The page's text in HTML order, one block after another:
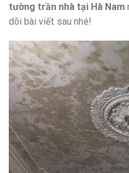
tường trần nhà tại Hà Nam
dõi bài viết sau nhé!